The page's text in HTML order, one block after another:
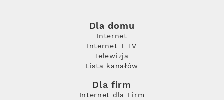
Dla domu
Internet
Internet + TV
Telewizja
Lista kanałów
Dla firm
Internet dla Firm